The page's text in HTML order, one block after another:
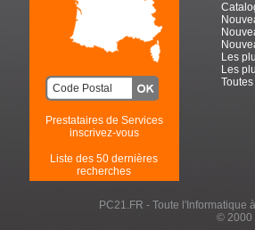
Prestataires de Services
inscrivez-vous
Liste des 50 dernières
recherches
Les
Les
PC21.FR - Toute l'Informatique
© 2000